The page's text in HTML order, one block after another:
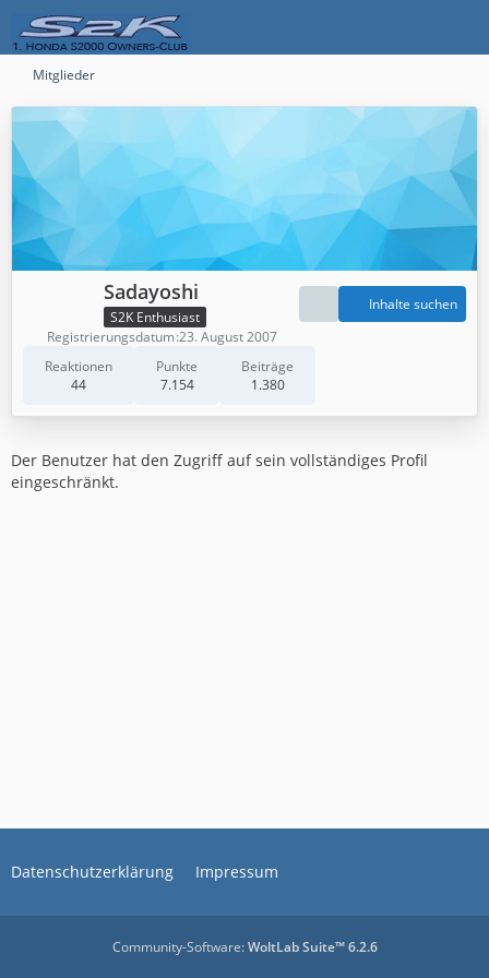
Mitglieder
Sadayoshi
S2K Enthusiast
Reaktionen
44
Punkte
7.154
Beiträge
1.380
Inhalte suchen
Registrierungsdatum 23. August 2007
Der Benutzer hat den Zugriff auf sein vollständiges Profil
eingeschränkt.
Datenschutzerklärung Impressum
Community-Software:WoltLab Suite™ 6.2.6